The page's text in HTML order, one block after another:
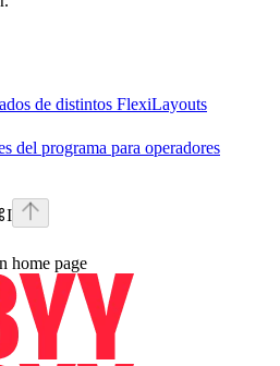
de distintos FlexiLayouts
del programa para operadores
I
home page